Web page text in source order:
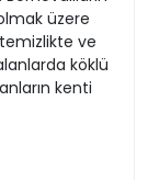
üzere
ve
köklü
kenti